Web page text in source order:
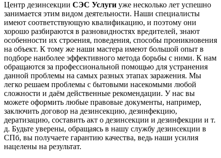
Центр дезинсекции СЭС Услуги уже несколько лет успешно
занимается этим видом деятельности. Наши специалисты
имеют соответствующую квалификацию, и поэтому они
хорошо разбираются в разновидностях вредителей, знают
особенности их строения, поведения, способы проникновения
на объект. К тому же наши мастера имеют большой опыт в
подборе наиболее эффективного метода борьбы с ними. К нам
обращаются за профессиональной помощью для устранения
данной проблемы на самых разных этапах заражения. Мы
легко решаем проблемы с бытовыми насекомыми любой
сложности и даём действенные рекомендации. У нас вы
можете оформить любые правовые документы, например,
заключить договор на дезинсекцию, дезинфекцию,
дератизацию, составить акт о дезинсекции и дезинфекции и т.
д. Будьте уверены, обращаясь в нашу службу дезинсекции в
СПб, вы получаете гарантию качества, ведь наши усилия
нацелены на результат.